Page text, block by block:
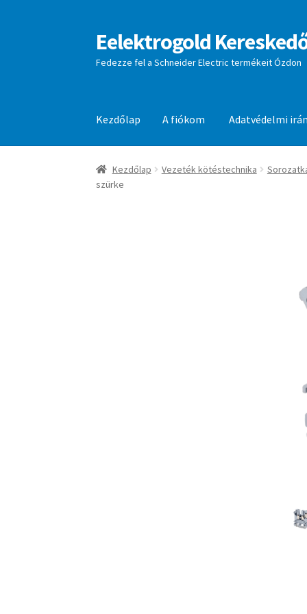
Ugrás
a
navigációhoz
Kilépés
a
tartalomba
Eelektrogold
Fedezze fel a Schneider Electric termékeit Ózdon
Kezdőlap A fiókom Adatvédelmi
Kezdőlap A fiókom Adatvédelmi irányelvek
Kezdőlap Vezeték kötéstechnika
szürke